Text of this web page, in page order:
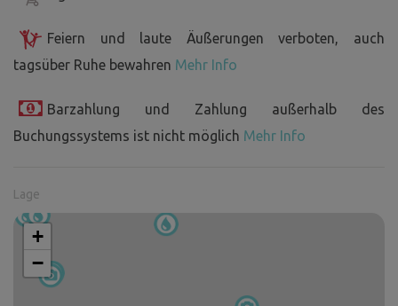
Feiern und laute Äußerungen verboten, auch
tagsüber Ruhe bewahren Mehr Info
Barzahlung und Zahlung außerhalb des
Buchungssystems ist nicht möglich Mehr Info
Lage
+
−